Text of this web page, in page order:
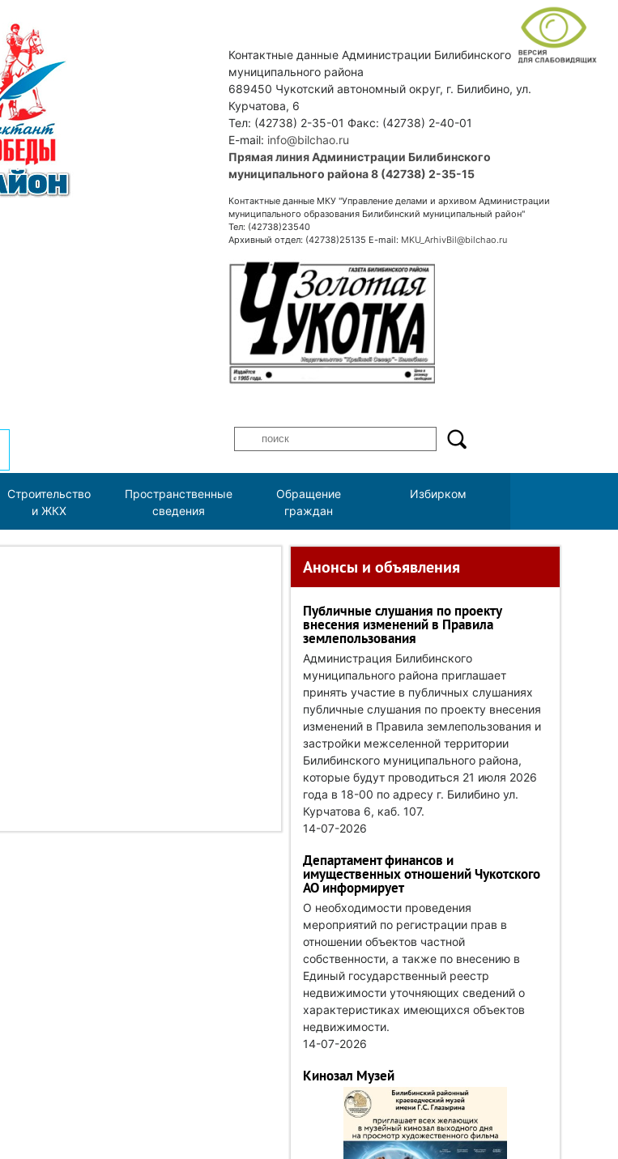
Контактные данные Администрации Билибинского
муниципального района
689450 Чукотский автономный округ, г. Билибино, ул.
Курчатова, 6
Тел: (42738) 2-35-01 Факс: (42738) 2-40-01
E-mail: info@bilchao.ru
Прямая линия Администрации Билибинского
муниципального района 8 (42738) 2-35-15
Контактные данные МКУ "Управление делами и архивом Администрации
муниципального образования Билибинский муниципальный район"
Тел: (42738)23540
Архивный отдел: (42738)25135 E-mail: MKU_ArhivBil@bilchao.ru
Строительство
и ЖКХ
Пространственные
сведения
Обращение
граждан
Избирком
Анонсы и объявления
Публичные слушания по проекту
внесения изменений в Правила
землепользования
Администрация Билибинского
муниципального района приглашает
принять участие в публичных слушаниях
публичные слушания по проекту внесения
изменений в Правила землепользования и
застройки межселенной территории
Билибинского муниципального района,
которые будут проводиться 21 июля 2026
года в 18-00 по адресу г. Билибино ул.
Курчатова 6, каб. 107.
14-07-2026
Департамент финансов и
имущественных отношений Чукотского
АО информирует
О необходимости проведения
мероприятий по регистрации прав в
отношении объектов частной
собственности, а также по внесению в
Единый государственный реестр
недвижимости уточняющих сведений о
характеристиках имеющихся объектов
недвижимости.
14-07-2026
Кинозал Музей